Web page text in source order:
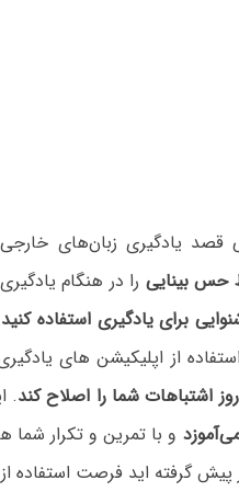
قصد یادگیری زبان‌های
حس بینایی را در هنگام
برای یادگیری استفاده
از اپلیکیشن های
اشتباهات شما را اصلاح کند.
و با تمرین و تکرار
گرفته اید فرصت استفاده